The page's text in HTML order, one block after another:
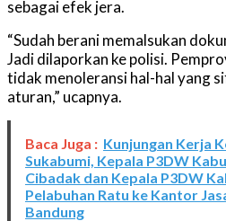
sebagai efek jera.
“Sudah berani memalsukan
Jadi dilaporkan ke polisi.
tidak menoleransi hal-hal yang
aturan,” ucapnya.
Baca Juga : Kunjungan Kerja
Sukabumi, Kepala P3DW
Cibadak dan Kepala P3DW
Pelabuhan Ratu ke Kantor
Bandung